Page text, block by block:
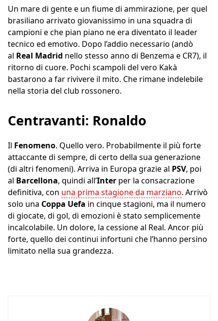
Un mare di gente e un fiume di ammirazione, per quel
brasiliano arrivato giovanissimo in una squadra di
campioni e che pian piano ne era diventato il leader
tecnico ed emotivo. Dopo l’addio necessario (andò
al Real Madrid nello stesso anno di Benzema e CR7), il
ritorno di cuore. Pochi scampoli del vero Kakà
bastarono a far rivivere il mito. Che rimane indelebile
nella storia del club rossonero.
Centravanti: Ronaldo
Il Fenomeno. Quello vero. Probabilmente il più forte
attaccante di sempre, di certo della sua generazione
(di altri fenomeni). Arriva in Europa grazie al PSV, poi
al Barcellona, quindi all’Inter per la consacrazione
definitiva, con una prima stagione da marziano. Arrivò
solo una Coppa Uefa in cinque stagioni, ma il numero
di giocate, di gol, di emozioni è stato semplicemente
incalcolabile. Un dolore, la cessione al Real. Ancor più
forte, quello dei continui infortuni che l’hanno persino
limitato nella sua grandezza.